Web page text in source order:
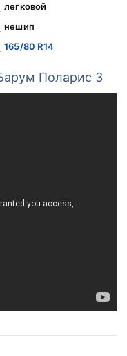
легковой
нешип
165/80 R14
Поларис 3